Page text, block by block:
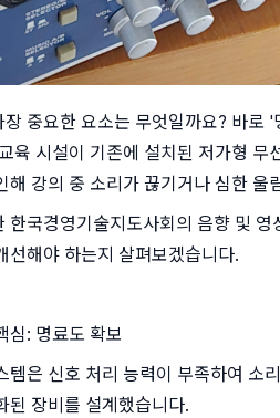
중요한 요소는 무엇일까요? 바로
육 시설이 기존에 설치된 저가형
해 강의 중 소리가 끊기거나 심한 울
한국경영기술지도사회의 음향 및
선해야 하는지 살펴보겠습니다.
심: 명료도 확보
템은 신호 처리 능력이 부족하여 소
된 장비를 설계했습니다.